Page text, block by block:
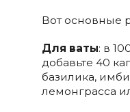
Вот основные
Для ваты: в
добавьте 40
базилика,
лемонграсса